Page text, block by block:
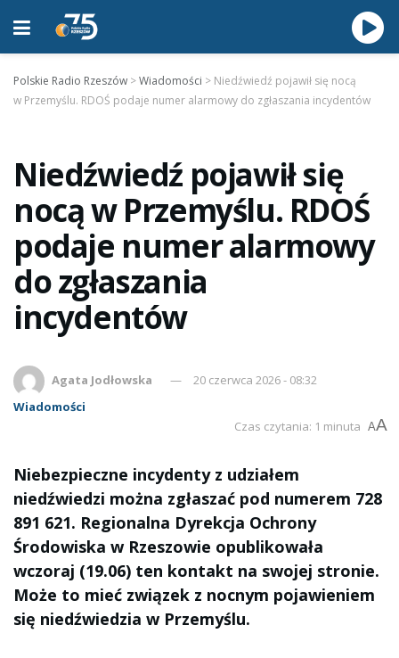
Polskie Radio Rzeszów >Wiadomości > Niedźwiedź pojawił się nocą
w Przemyślu. RDOŚ podaje numer alarmowy do zgłaszania incydentów
Niedźwiedź pojawił się
nocą w Przemyślu. RDOŚ
podaje numer alarmowy
do zgłaszania
incydentów
Agata Jodłowska
20 czerwca 2026 - 08:32
Wiadomości
Czas czytania: 1 minuta AA
Niebezpieczne incydenty z udziałem
niedźwiedzi można zgłaszać pod numerem 728
891 621. Regionalna Dyrekcja Ochrony
Środowiska w Rzeszowie opublikowała
wczoraj (19.06) ten kontakt na swojej stronie.
Może to mieć związek z nocnym pojawieniem
się niedźwiedzia w Przemyślu.